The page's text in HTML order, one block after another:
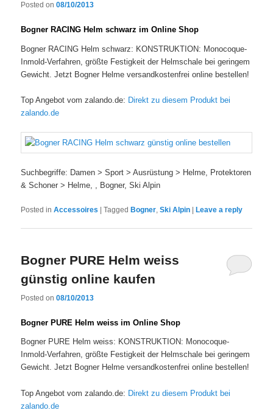
Posted on08/10/2013
Bogner RACING Helm schwarz im Online Shop
Bogner RACING Helm schwarz: KONSTRUKTION: Monocoque-
Inmold-Verfahren, größte Festigkeit der Helmschale bei geringem
Gewicht. Jetzt Bogner Helme versandkostenfrei online bestellen!
Top Angebot vom zalando.de: Direkt zu diesem Produkt bei
zalando.de
Suchbegriffe: Damen > Sport > Ausrüstung > Helme, Protektoren
& Schoner > Helme, , Bogner, Ski Alpin
Posted in Accessoires |Tagged Bogner,Ski Alpin Leave a reply
Bogner PURE Helm weiss
günstig online kaufen
Posted on08/10/2013
Bogner PURE Helm weiss im Online Shop
Bogner PURE Helm weiss: KONSTRUKTION: Monocoque-
Inmold-Verfahren, größte Festigkeit der Helmschale bei geringem
Gewicht. Jetzt Bogner Helme versandkostenfrei online bestellen!
Top Angebot vom zalando.de: Direkt zu diesem Produkt bei
zalando.de